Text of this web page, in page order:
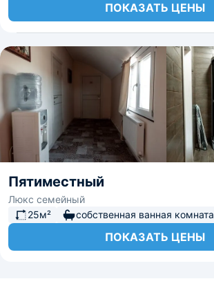
ПОКАЗАТЬ ЦЕНЫ
Пятиместный
Люкс семейный
25м²
собственная ванная комната
ПОКАЗАТЬ ЦЕНЫ